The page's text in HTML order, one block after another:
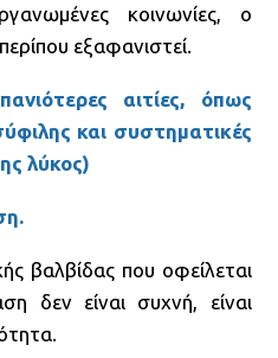
κοινωνίες, ο
εξαφανιστεί.
αιτίες, όπως
και συστηματικές
λύκος)
βαλβίδας που οφείλεται
δεν είναι συχνή, είναι